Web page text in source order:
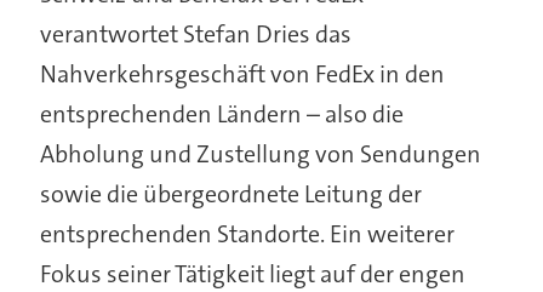
verantwortet Stefan Dries das
Nahverkehrsgeschäft von FedEx in den
entsprechenden Ländern – also die
Abholung und Zustellung von Sendungen
sowie die übergeordnete Leitung der
entsprechenden Standorte. Ein weiterer
Fokus seiner Tätigkeit liegt auf der engen